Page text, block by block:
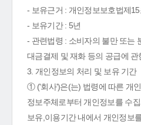
- 보유근거 : 개인정보보호법제
- 보유기간 : 5년
- 관련법령 : 소비자의 불만 또는
대금결제 및 재화 등의 공급에 관
3. 개인정보의 처리 및 보유 기간
① ('회사')은(는) 법령에 따른 개
정보주체로부터 개인정보를 수
보유,이용기간 내에서 개인정보